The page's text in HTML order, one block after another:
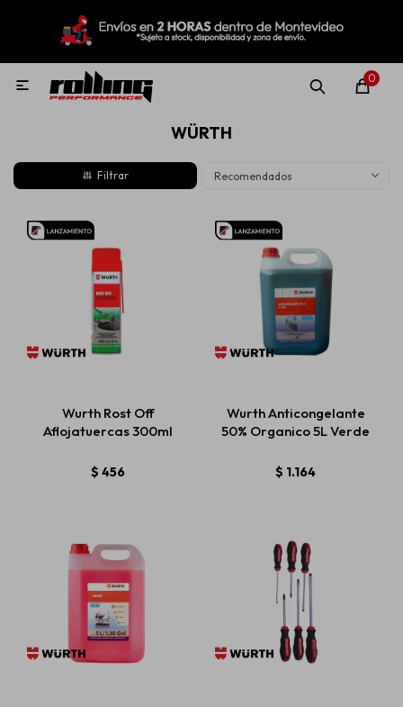
0

WÜRTH
Recomendados
Wurth Rost Off
Aflojatuercas 300ml
$ 456
Wurth Anticongelante
50% Organico 5L Verde
$ 1.164
MI CUENTA
Nuevo! Rolling Repuestos
Lubricantes
Estética automotriz
Baterías
Repuestos